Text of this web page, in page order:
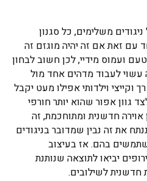
משלימים, כל סגנון
זאת אם זה יהיה מוגזם זה
ועמוס מידיי, לכן חשוב לבחון
לעבוד מדהים אחד מול
וקייצי וילדותי אפילו מעט יקבל
גוון אפור שהוא יותר חורפי
אוירה חדשנית ומתוחכמת, זה
את זה נבין שמדובר בניגודים
בהם. אז בעיצוב
יביאו לתוצאה שנותנת
לשילובים.